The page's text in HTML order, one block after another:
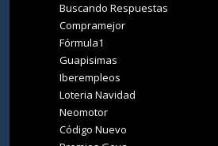
Buscando Respuestas
Compramejor
Fórmula1
Guapisimas
Iberempleos
Loteria Navidad
Neomotor
Código Nuevo